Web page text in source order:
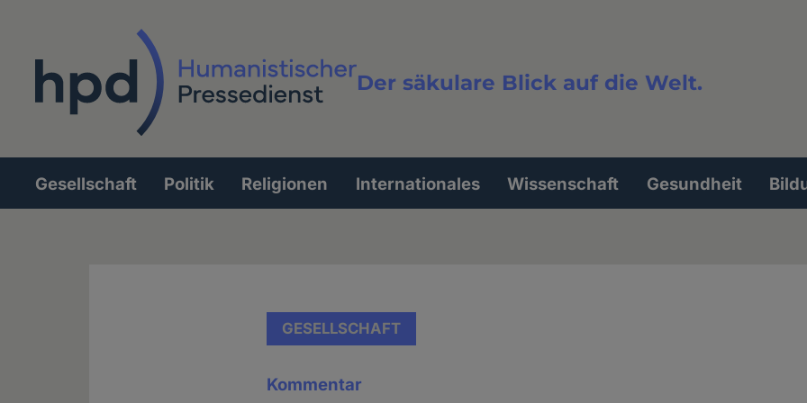
Der säkulare Blick auf die Welt.
Volltextsuche
Hauptnavigation
Gesellschaft Politik Religionen Internationales Wissenschaft Gesundheit
GESELLSCHAFT
Kommentar